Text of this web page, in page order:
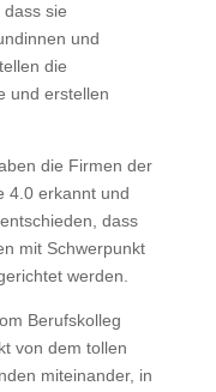
sie
und
die
und erstellen
die Firmen der
4.0 erkannt und
dass
mit Schwerpunkt
werden.
Berufskolleg
von dem tollen
miteinander, in